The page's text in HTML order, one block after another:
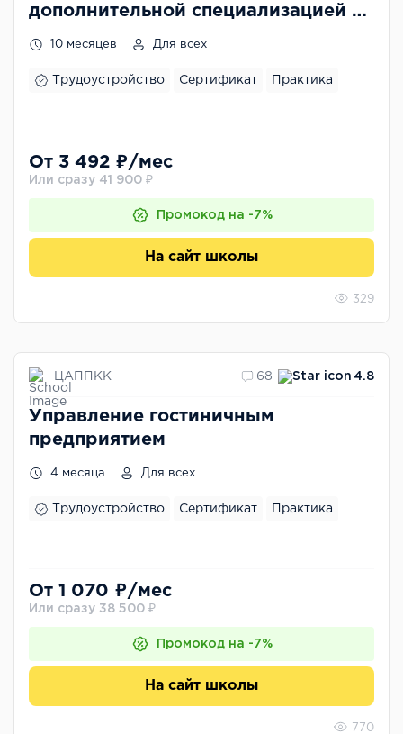
дополнительной специализацией в
10 месяцев Для всех
Трудоустройство Сертификат Практика
От 3 492 ₽/мес
Или сразу 41 900 ₽
Промокод на -7%
На сайт школы
329
ЦАППКК 68 4.8
Управление гостиничным
предприятием
4 месяца Для всех
Трудоустройство Сертификат Практика
От 1 070 ₽/мес
Или сразу 38 500 ₽
Промокод на -7%
На сайт школы
770